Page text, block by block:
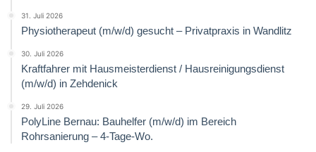
31. Juli 2026
Physiotherapeut (m/w/d) gesucht – Privatpraxis in Wandlitz
30. Juli 2026
Kraftfahrer mit Hausmeisterdienst / Hausreinigungsdienst
(m/w/d) in Zehdenick
29. Juli 2026
PolyLine Bernau: Bauhelfer (m/w/d) im Bereich
Rohrsanierung – 4-Tage-Wo.